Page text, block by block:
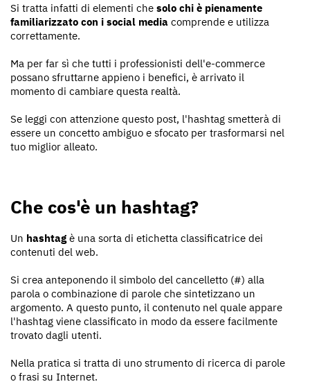
Si tratta infatti di elementi che solo chi è pienamente
familiarizzato con i social media comprende e utilizza
correttamente.
Ma per far sì che tutti i professionisti dell'e-commerce
possano sfruttarne appieno i benefici, è arrivato il
momento di cambiare questa realtà.
Se leggi con attenzione questo post, l'hashtag smetterà di
essere un concetto ambiguo e sfocato per trasformarsi nel
tuo miglior alleato.
Che cos'è un hashtag?
Un hashtag è una sorta di etichetta classificatrice dei
contenuti del web.
Si crea anteponendo il simbolo del cancelletto (#) alla
parola o combinazione di parole che sintetizzano un
argomento. A questo punto, il contenuto nel quale appare
l'hashtag viene classificato in modo da essere facilmente
trovato dagli utenti.
Nella pratica si tratta di uno strumento di ricerca di parole
o frasi su Internet.